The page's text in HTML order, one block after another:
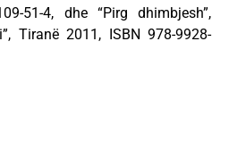
51-4, dhe “Pirg dhimbjesh”,
Tiranë 2011, ISBN 978-9928-